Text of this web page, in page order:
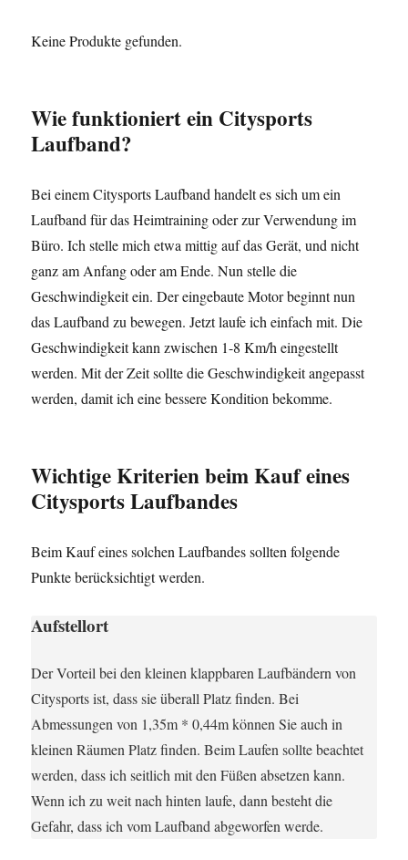
Keine Produkte gefunden.
Wie funktioniert ein Citysports
Laufband?
Bei einem Citysports Laufband handelt es sich um ein
Laufband für das Heimtraining oder zur Verwendung im
Büro. Ich stelle mich etwa mittig auf das Gerät, und nicht
ganz am Anfang oder am Ende. Nun stelle die
Geschwindigkeit ein. Der eingebaute Motor beginnt nun
das Laufband zu bewegen. Jetzt laufe ich einfach mit. Die
Geschwindigkeit kann zwischen 1-8 Km/h eingestellt
werden. Mit der Zeit sollte die Geschwindigkeit angepasst
werden, damit ich eine bessere Kondition bekomme.
Wichtige Kriterien beim Kauf eines
Citysports Laufbandes
Beim Kauf eines solchen Laufbandes sollten folgende
Punkte berücksichtigt werden.
Aufstellort
Der Vorteil bei den kleinen klappbaren Laufbändern von
Citysports ist, dass sie überall Platz finden. Bei
Abmessungen von 1,35m * 0,44m können Sie auch in
kleinen Räumen Platz finden. Beim Laufen sollte beachtet
werden, dass ich seitlich mit den Füßen absetzen kann.
Wenn ich zu weit nach hinten laufe, dann besteht die
Gefahr, dass ich vom Laufband abgeworfen werde.